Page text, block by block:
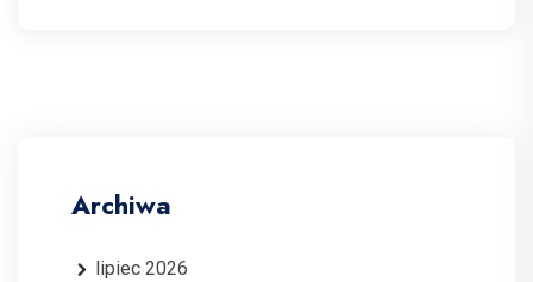
Archiwa
lipiec 2026